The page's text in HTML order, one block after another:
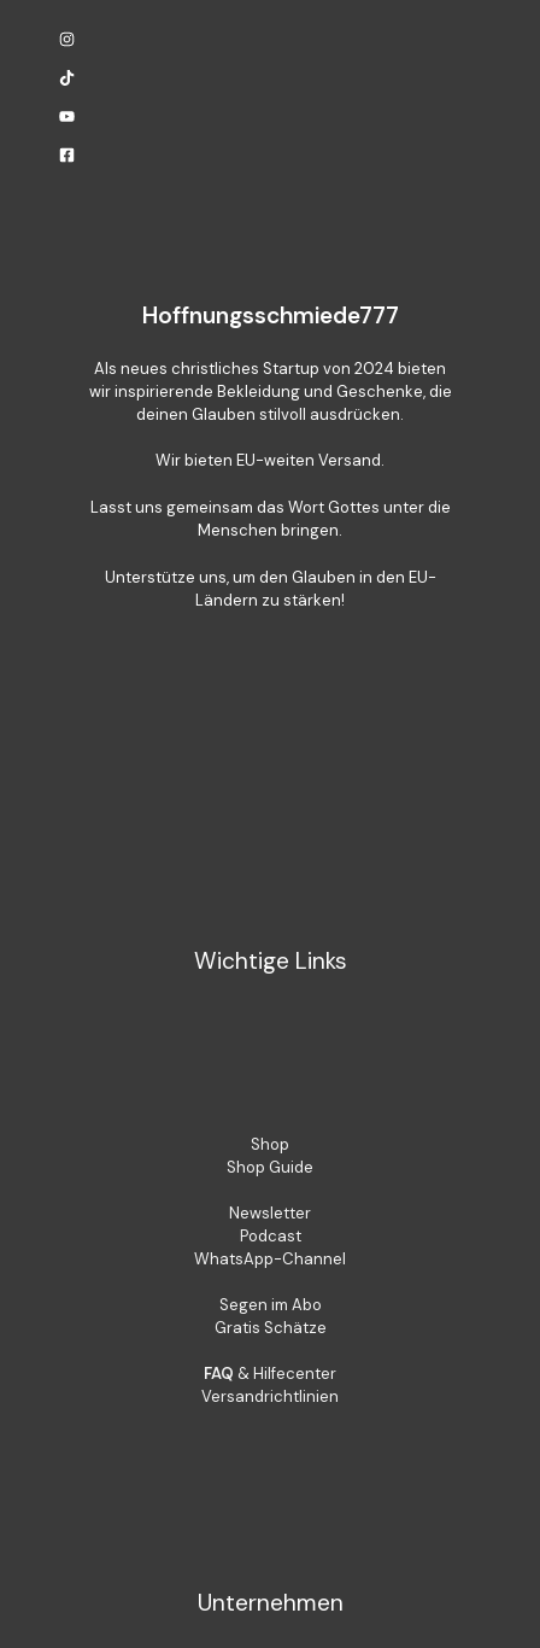
Hoffnungsschmiede777
Als neues christliches Startup von 2024 bieten
wir inspirierende Bekleidung und Geschenke, die
deinen Glauben stilvoll ausdrücken.
Wir bieten EU-weiten Versand.
Lasst uns gemeinsam das Wort Gottes unter die
Menschen bringen.
Unterstütze uns, um den Glauben in den EU-
Ländern zu stärken!
Wichtige Links
Shop
Shop Guide
Newsletter
Podcast
WhatsApp-Channel
Segen im Abo
Gratis Schätze
FAQ & Hilfecenter
Versandrichtlinien
Unternehmen